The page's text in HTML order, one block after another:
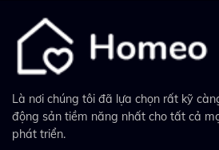
Là nơi chúng tôi đã lựa chọn rất kỹ
động sản tiềm năng nhất cho tất cả
phát triển.